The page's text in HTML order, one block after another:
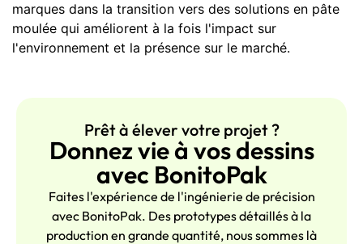
marques dans la transition vers des solutions en pâte
moulée qui améliorent à la fois l'impact sur
l'environnement et la présence sur le marché.
Prêt à élever votre projet ?
Donnez vie à vos dessins
avec BonitoPak
Faites l'expérience de l'ingénierie de précision
avec BonitoPak. Des prototypes détaillés à la
production en grande quantité, nous sommes là